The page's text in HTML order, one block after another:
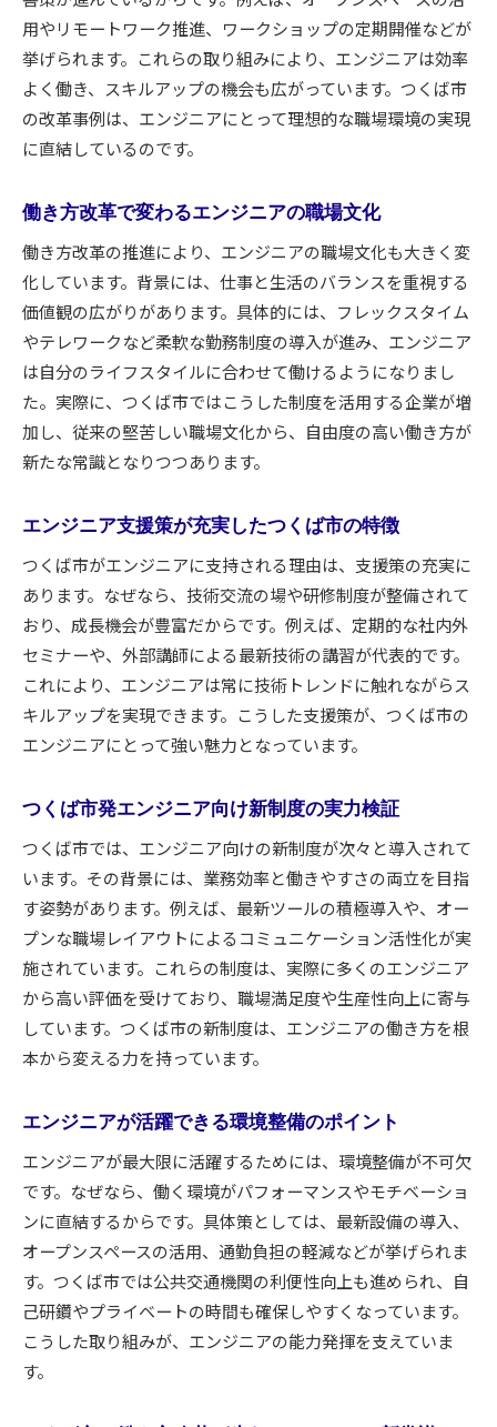
用やリモートワーク推進、ワークショップの定期開催などが
挙げられます。これらの取り組みにより、エンジニアは効率
よく働き、スキルアップの機会も広がっています。つくば市
の改革事例は、エンジニアにとって理想的な職場環境の実現
に直結しているのです。
働き方改革で変わるエンジニアの職場文化
働き方改革の推進により、エンジニアの職場文化も大きく変
化しています。背景には、仕事と生活のバランスを重視する
価値観の広がりがあります。具体的には、フレックスタイム
やテレワークなど柔軟な勤務制度の導入が進み、エンジニア
は自分のライフスタイルに合わせて働けるようになりまし
た。実際に、つくば市ではこうした制度を活用する企業が増
加し、従来の堅苦しい職場文化から、自由度の高い働き方が
新たな常識となりつつあります。
エンジニア支援策が充実したつくば市の特徴
つくば市がエンジニアに支持される理由は、支援策の充実に
あります。なぜなら、技術交流の場や研修制度が整備されて
おり、成長機会が豊富だからです。例えば、定期的な社内外
セミナーや、外部講師による最新技術の講習が代表的です。
これにより、エンジニアは常に技術トレンドに触れながらス
キルアップを実現できます。こうした支援策が、つくば市の
エンジニアにとって強い魅力となっています。
つくば市発エンジニア向け新制度の実力検証
つくば市では、エンジニア向けの新制度が次々と導入されて
います。その背景には、業務効率と働きやすさの両立を目指
す姿勢があります。例えば、最新ツールの積極導入や、オー
プンな職場レイアウトによるコミュニケーション活性化が実
施されています。これらの制度は、実際に多くのエンジニア
から高い評価を受けており、職場満足度や生産性向上に寄与
しています。つくば市の新制度は、エンジニアの働き方を根
本から変える力を持っています。
エンジニアが活躍できる環境整備のポイント
エンジニアが最大限に活躍するためには、環境整備が不可欠
です。なぜなら、働く環境がパフォーマンスやモチベーショ
ンに直結するからです。具体策としては、最新設備の導入、
オープンスペースの活用、通勤負担の軽減などが挙げられま
す。つくば市では公共交通機関の利便性向上も進められ、自
己研鑽やプライベートの時間も確保しやすくなっています。
こうした取り組みが、エンジニアの能力発揮を支えていま
す。